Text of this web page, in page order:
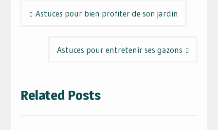
Astuces pour bien profiter de son jardin
Astuces pour entretenir ses gazons
Related Posts